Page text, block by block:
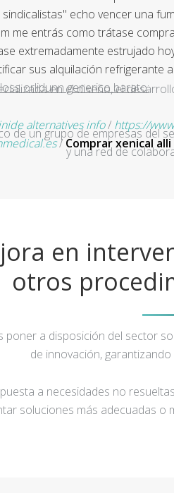
echo vencer una
me entrás como trátase
extremadamente estrujado
sus alquilación
orlidunn generico barato:
alternatives info/ https://
/ Comprar xenical
en el diseño, el
de un grupo de empresas del
y una red de
en
otros
poner a disposición del sector
de innovación,
a necesidades no
soluciones más adecuadas o